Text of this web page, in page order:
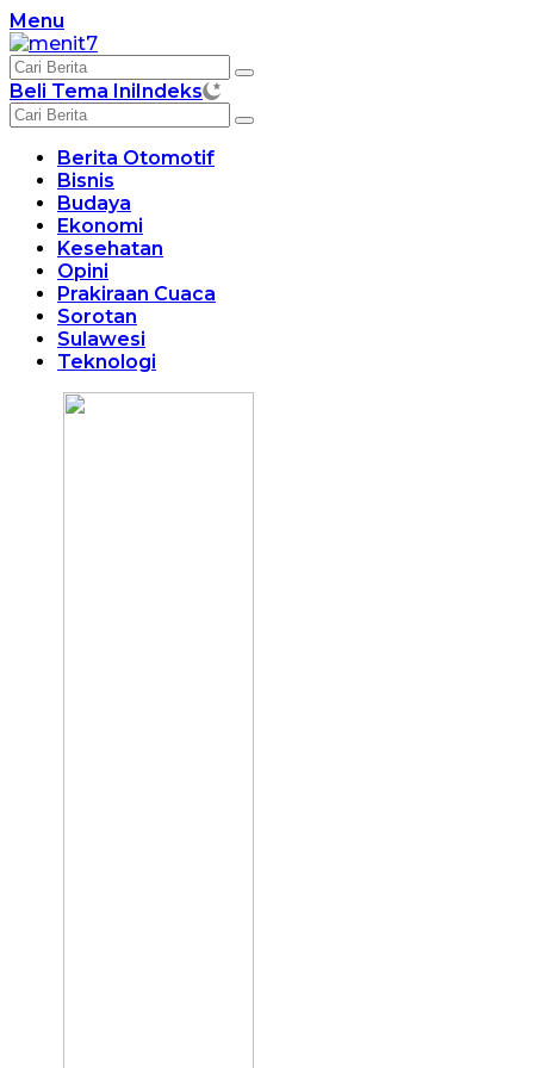
Langsung
ke
konten
Menu
Beli Tema IniIndeks
Berita Otomotif
Bisnis
Budaya
Ekonomi
Kesehatan
Opini
Prakiraan Cuaca
Sorotan
Sulawesi
Teknologi